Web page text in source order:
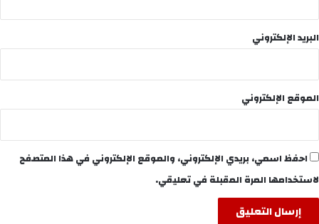
البريد الإلكتروني
الموقع الإلكتروني
احفظ اسمي، بريدي الإلكتروني، والموقع الإلكتروني في هذا المتصفح
لاستخدامها المرة المقبلة في تعليقي.